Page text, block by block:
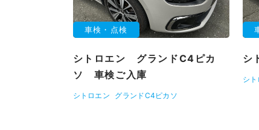
車検・点検
シトロエン グランドC4ピカ
ソ 車検ご入庫
シトロエン グランドC4ピカソ
シ
シ